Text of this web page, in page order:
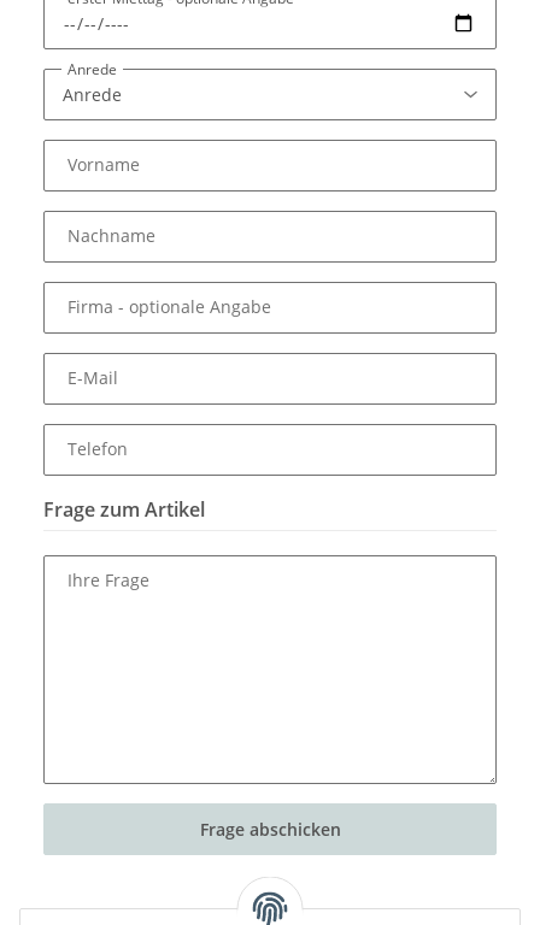
Anrede
Vorname
Nachname
Firma - optionale Angabe
E-Mail
Telefon
Frage zum Artikel
Ihre Frage
Frage abschicken